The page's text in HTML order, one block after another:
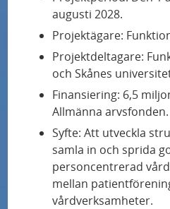
Internationellt samarbete
utvecklingen inom ATMP
Trots bättre strokevård
afasi
Studie av ny
Parkinsons sjukdom får
Läkemedelsverket
augusti 2028.
Projektägare:
Projektdeltagare:
och Skånes
Finansiering: 6,5
Allmänna arvsfonden.
Syfte: Att utveckla
samla in och sprida
personcentrerad
mellan
vårdverksamheter.